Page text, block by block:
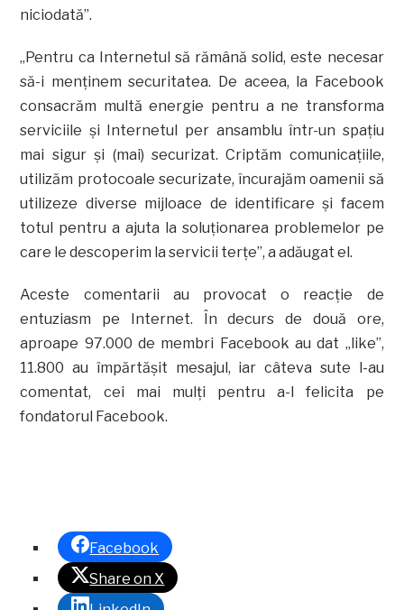
niciodată”.
„Pentru ca Internetul să rămână solid, este necesar
să-i menţinem securitatea. De aceea, la Facebook
consacrăm multă energie pentru a ne transforma
serviciile şi Internetul per ansamblu într-un spaţiu
mai sigur şi (mai) securizat. Criptăm comunicaţiile,
utilizăm protocoale securizate, încurajăm oamenii să
utilizeze diverse mijloace de identificare şi facem
totul pentru a ajuta la soluţionarea problemelor pe
care le descoperim la servicii terţe”, a adăugat el.
Aceste comentarii au provocat o reacţie de
entuziasm pe Internet. În decurs de două ore,
aproape 97.000 de membri Facebook au dat „like”,
11.800 au împărtăşit mesajul, iar câteva sute l-au
comentat, cei mai mulţi pentru a-l felicita pe
fondatorul Facebook.
Facebook
Share on X